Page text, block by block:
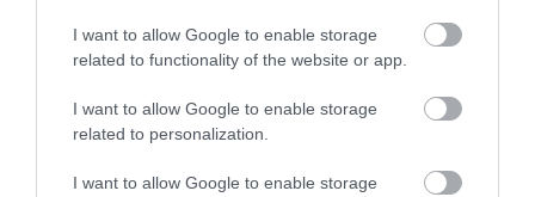
I want to allow Google to enable storage
related to functionality of the website or app.
I want to allow Google to enable storage
related to personalization.
I want to allow Google to enable storage